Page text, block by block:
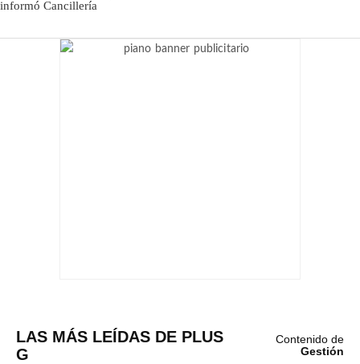
LAS MÁS LEÍDAS DE PLUS
G
Contenido de
Gestión